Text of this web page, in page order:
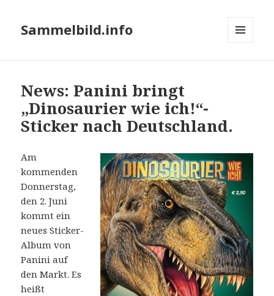
Sammelbild.info
News: Panini bringt
„Dinosaurier wie ich!“-
Sticker nach Deutschland.
Am
kommenden
Donnerstag,
den 2. Juni
kommt ein
neues Sticker-
Album von
Panini auf
den Markt. Es
heißt